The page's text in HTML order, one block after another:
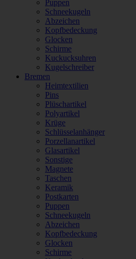
Puppen
Schneekugeln
Abzeichen
Kopfbedeckung
Glocken
Schirme
Kuckucksuhren
Kugelschreiber
Bremen
Heimtextilien
Pins
Plüschartikel
Polyartikel
Krüge
Schlüsselanhänger
Porzellanartikel
Glasartikel
Sonstige
Magnete
Taschen
Keramik
Postkarten
Puppen
Schneekugeln
Abzeichen
Kopfbedeckung
Glocken
Schirme